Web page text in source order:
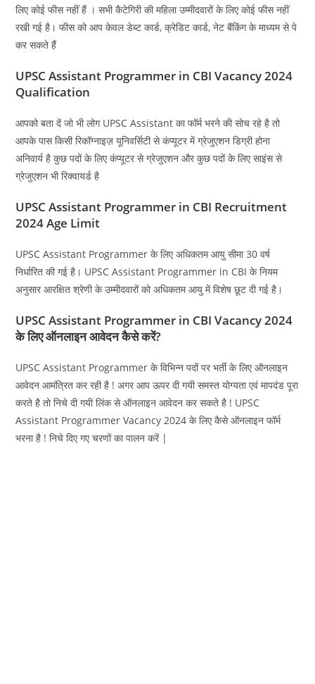
लिए कोई फीस नहीं हैं । सभी कैटेगिरी की महिला उम्मीदवारों के लिए कोई फीस नहीं
रखी गई है। फीस को आप केवल डेब्ट कार्ड, क्रेडिट कार्ड, नेट बैंकिंग के माध्यम से पे
कर सकते हैं
UPSC Assistant Programmer in CBI Vacancy 2024
Qualification
आपको बता दें जो भी लोग UPSC Assistant का फॉर्म भरने की सोच रहे है तो
आपके पास किसी रिकॉग्नाइज़ यूनिवर्सिटी से कंप्यूटर में ग्रेजुएशन डिग्री होना
अनिवार्य है कुछ पदों के लिए कंप्यूटर से ग्रेजुएशन और कुछ पदों के लिए साइंस से
ग्रेजुएशन भी रिक्वायर्ड है
UPSC Assistant Programmer in CBI Recruitment
2024 Age Limit
UPSC Assistant Programmer के लिए अधिकतम आयु सीमा 30 वर्ष
निर्धारित की गई है। UPSC Assistant Programmer in CBI के नियम
अनुसार आरक्षित श्रेणी के उम्मीदवारों को अधिकतम आयु में विशेष छूट दी गई है।
UPSC Assistant Programmer in CBI Vacancy 2024
के लिए ऑनलाइन आवेदन कैसे करें?
UPSC Assistant Programmer के विभिन्न पदों पर भर्ती के लिए ऑनलाइन
आवेदन आमंत्रित कर रही है ! अगर आप ऊपर दी गयी समस्त योग्यता एवं मापदंड पूरा
करते है तो निचे दी गयी लिंक से ऑनलाइन आवेदन कर सकते है ! UPSC
Assistant Programmer Vacancy 2024 के लिए कैसे ऑनलाइन फॉर्म
भरना है ! निचे दिए गए चरणों का पालन करें |